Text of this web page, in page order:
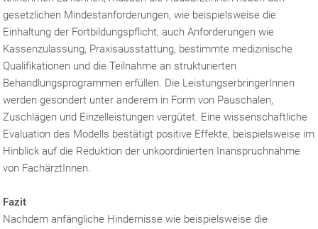
gesetzlichen Mindestanforderungen, wie beispielsweise die
Einhaltung der Fortbildungspflicht, auch Anforderungen wie
Kassenzulassung, Praxisausstattung, bestimmte medizinische
Qualifikationen und die Teilnahme an strukturierten
Behandlungsprogrammen erfüllen. Die LeistungserbringerInnen
werden gesondert unter anderem in Form von Pauschalen,
Zuschlägen und Einzelleistungen vergütet. Eine wissenschaftliche
Evaluation des Modells bestätigt positive Effekte, beispielsweise im
Hinblick auf die Reduktion der unkoordinierten Inanspruchnahme
von FachärztInnen.
Fazit
Nachdem anfängliche Hindernisse wie beispielsweise die